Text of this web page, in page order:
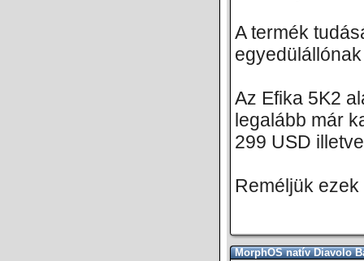
A termék
Az Efika 5K2
legalább már
299 USD
Reméljük
MorphOS natív Diavolo